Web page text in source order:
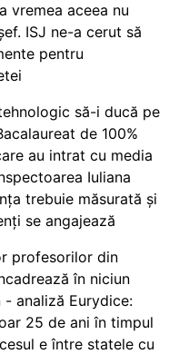
vremea aceea nu
ISJ ne-a cerut să
pentru
să-i ducă pe
de 100%
au intrat cu media
Iuliana
trebuie măsurată și
se angajează
profesorilor din
în niciun
analiză Eurydice:
25 de ani în timpul
e între statele cu